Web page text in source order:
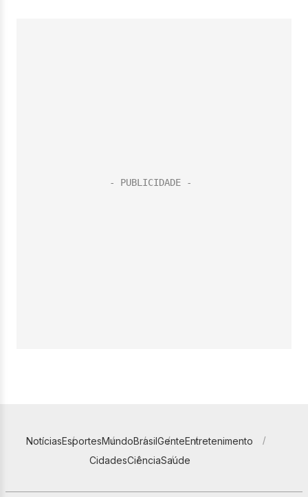
NotíciasEsportesMundoBrasilGenteEntretenimento
CidadesCiênciaSaúde